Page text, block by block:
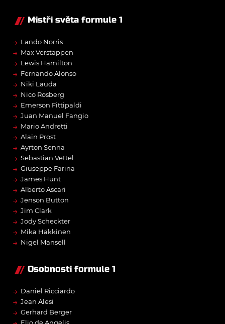
Mistři světa formule 1
→ Lando Norris
→ Max Verstappen
→ Lewis Hamilton
→ Fernando Alonso
→ Niki Lauda
→ Nico Rosberg
→ Emerson Fittipaldi
→ Juan Manuel Fangio
→ Mario Andretti
→ Alain Prost
→ Ayrton Senna
→ Sebastian Vettel
→ Giuseppe Farina
→ James Hunt
→ Alberto Ascari
→ Jenson Button
→ Jim Clark
→ Jody Scheckter
→ Mika Häkkinen
→ Nigel Mansell
Osobnosti formule 1
→ Daniel Ricciardo
→ Jean Alesi
→ Gerhard Berger